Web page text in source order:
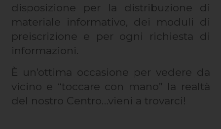
disposizione per la distribuzione di
materiale informativo, dei moduli di
preiscrizione e per ogni richiesta di
informazioni.
È un’ottima occasione per vedere da
vicino e “toccare con mano” la realtà
del nostro Centro…vieni a trovarci!